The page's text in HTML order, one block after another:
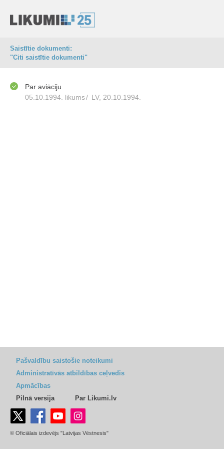
Saistītie dokumenti:
"Citi saistītie dokumenti"
Par aviāciju
05.10.1994. likums/ LV, 20.10.1994.
Pašvaldību saistošie noteikumi
Administratīvās atbildības ceļvedis
Apmācības
Pilnā versija
Par Likumi.lv
© Oficiālais izdevējs "Latvijas Vēstnesis"